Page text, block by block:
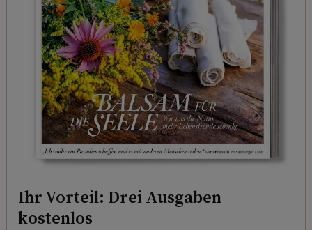
Ihr Vorteil: Drei Ausgaben
kostenlos